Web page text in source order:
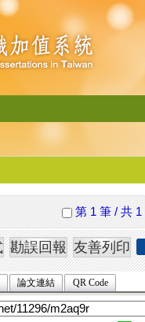
第 1 筆 / 共 1
論文連結 QR Code